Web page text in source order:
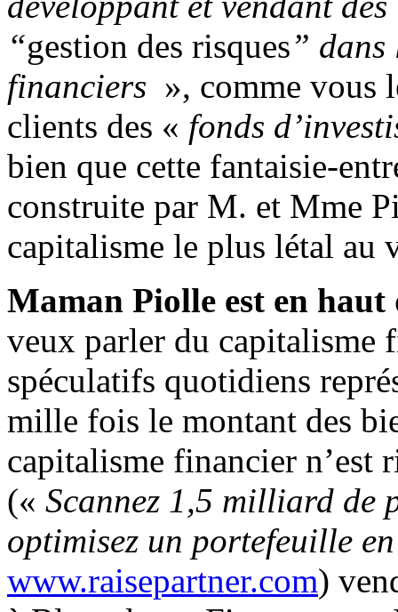
“gestion des risques” dans
financiers », comme vous
clients des « fonds
bien que cette fantaisie-
construite par M. et Mme
capitalisme le plus létal au
Maman Piolle est en
veux parler du capitalisme
spéculatifs quotidiens
mille fois le montant des
capitalisme financier n’est
(« Scannez 1,5 milliard de
optimisez un portefeuille
www.raisepartner.com)